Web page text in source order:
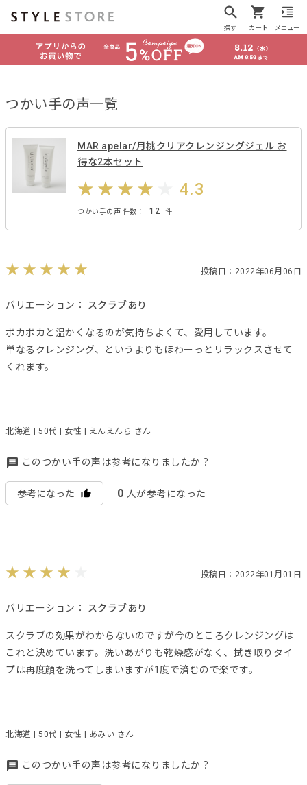
探す カート メニュー
つかい手の声一覧
MAR apelar/月桃クリアクレンジングジェル お
得な2本セット
4.3
つかい手の声 件数： 12 件
投稿日：2022年06月06日
バリエーション： スクラブあり
ポカポカと温かくなるのが気持ちよくて、愛用しています。
単なるクレンジング、というよりもほわーっとリラックスさせて
くれます。
北海道 | 50代 | 女性 | えんえんら さん
このつかい手の声は参考になりましたか？
参考になった 0 人が参考になった
投稿日：2022年01月01日
バリエーション： スクラブあり
スクラブの効果がわからないのですが今のところクレンジングは
これと決めています。洗いあがりも乾燥感がなく、拭き取りタイ
プは再度顔を洗ってしまいますが1度で済むので楽です。
北海道 | 50代 | 女性 | あみい さん
このつかい手の声は参考になりましたか？